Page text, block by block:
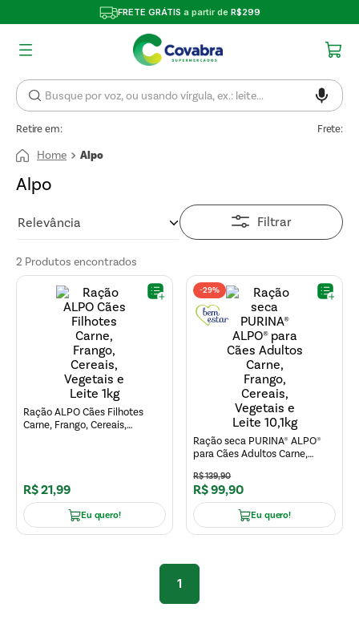
FRETE GRÁTIS a partir de R$299
Retire em: Frete:
Alpo
Alpo
Relevância Filtrar
2 Produtos
Ração ALPO Cães Filhotes
Carne, Frango, Cereais,
R$21,99
Eu quero!
-29%
Ração seca PURINA® ALPO®
para Cães Adultos Carne,
Leite 10,1kg
R$139,90
R$99,90
Eu quero!
1